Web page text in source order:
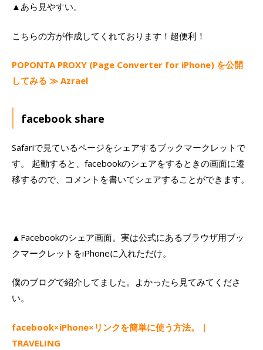
▲あら見やすい。
こちらの方が作成してくれております！超便利！
POPONTA PROXY (Page Converter for iPhone) を公開
してみる ≫ Azrael
facebook share
Safariで見ているページをシェアするブックマークレットで
す。 起動すると、facebookのシェアをするときの画面に遷
移するので、コメントを書いてシェアすることができます。
▲Facebookのシェア画面。実は公式にあるブラウザ用ブッ
クマークレットをiPhoneに入れただけ。
僕のブログで紹介してました。よかったら見てみてくださ
い。
facebook×iPhone×リンクを簡単に使う方法。 |
TRAVELING